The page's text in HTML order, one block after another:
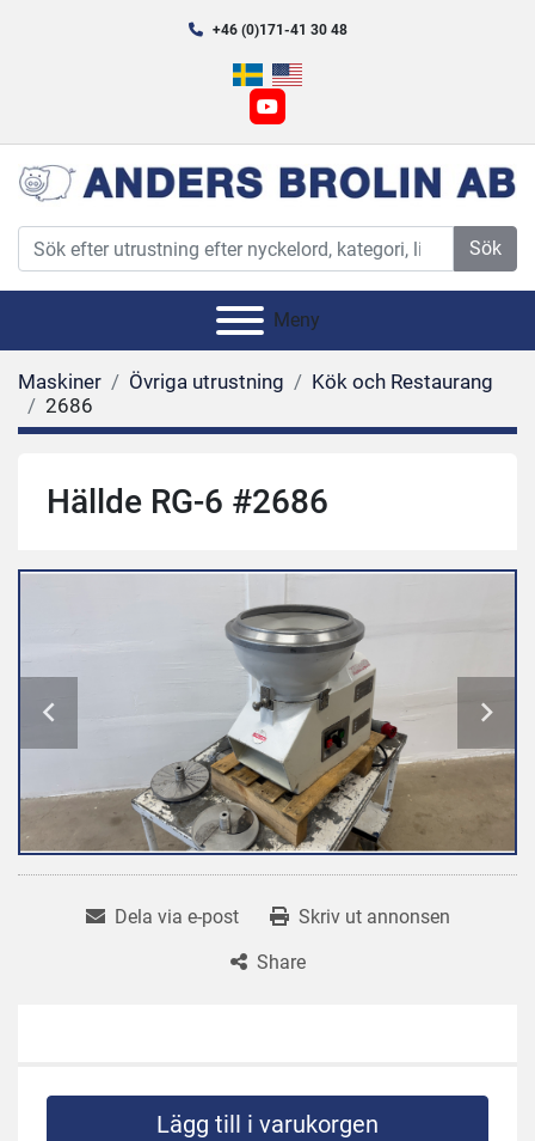
+46 (0)171-41 30 48
youtube
Sök
Meny
Maskiner Övriga utrustning
Kök och Restaurang
2686
Hällde RG-6 #2686
Dela via e-post
Skriv ut annonsen
Share
Lägg till i varukorgen